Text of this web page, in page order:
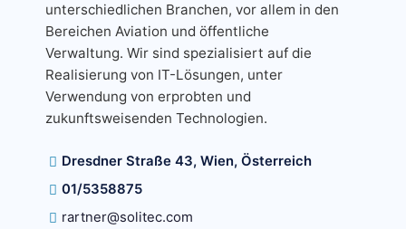
unterschiedlichen Branchen, vor allem in den
Bereichen Aviation und öffentliche
Verwaltung. Wir sind spezialisiert auf die
Realisierung von IT-Lösungen, unter
Verwendung von erprobten und
zukunftsweisenden Technologien.
Dresdner Straße 43, Wien, Österreich
01/5358875
rartner@solitec.com